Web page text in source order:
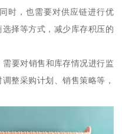
时，也需要对供应链进行优
择等方式，减少库存积压的
要对销售和库存情况进行监
整采购计划、销售策略等，